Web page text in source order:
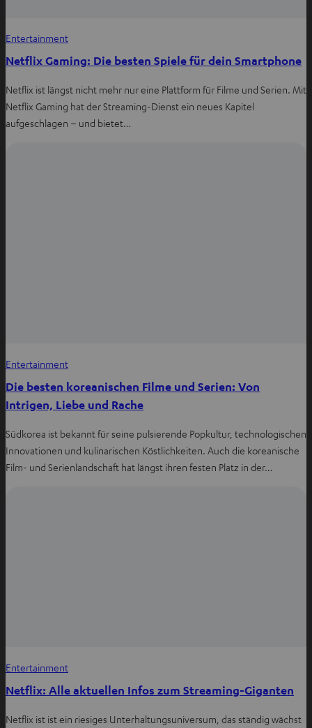
Entertainment
Netflix Gaming: Die besten Spiele für dein Smartphone
Netflix ist längst nicht mehr nur eine Plattform für Filme und Serien. Mit
Netflix Gaming hat der Streaming-Dienst ein neues Kapitel
aufgeschlagen – und bietet…
Entertainment
Die besten koreanischen Filme und Serien: Von
Intrigen, Liebe und Rache
Südkorea ist bekannt für seine pulsierende Popkultur, technologischen
Innovationen und kulinarischen Köstlichkeiten. Auch die koreanische
Film- und Serienlandschaft hat längst ihren festen Platz in der…
Entertainment
Netflix: Alle aktuellen Infos zum Streaming-Giganten
Netflix ist ist ein riesiges Unterhaltungsuniversum, das ständig wächst